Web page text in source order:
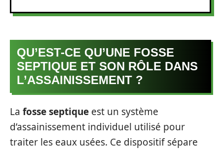
QU’EST-CE QU’UNE FOSSE
SEPTIQUE ET SON RÔLE DANS
L’ASSAINISSEMENT ?
La fosse septique est un système
d’assainissement individuel utilisé pour
traiter les eaux usées. Ce dispositif sépare